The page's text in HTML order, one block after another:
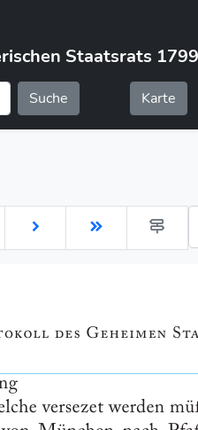
Staatsrats
Suche Karte